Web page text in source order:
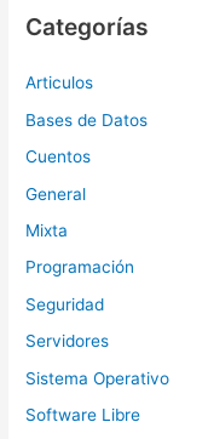
Categorías
Articulos
Bases de Datos
Cuentos
General
Mixta
Programación
Seguridad
Servidores
Sistema Operativo
Software Libre